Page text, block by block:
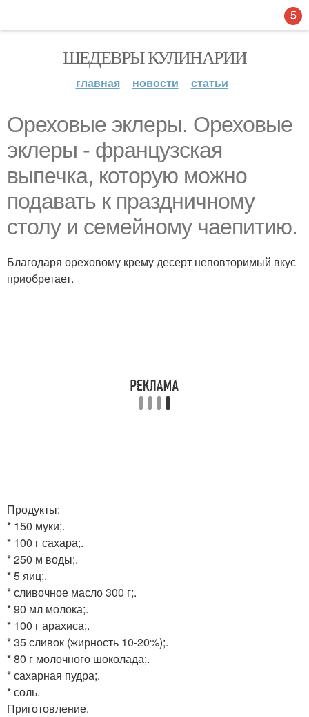
ШЕДЕВРЫ КУЛИНАРИИ
главная новости статьи
Ореховые эклеры. Ореховые
эклеры - французская
выпечка, которую можно
подавать к праздничному
столу и семейному чаепитию.
Благодаря ореховому крему десерт неповторимый вкус
приобретает.
Продукты:
* 150 муки;.
* 100 г сахара;.
* 250 м воды;.
* 5 яиц;.
* сливочное масло 300 г;.
* 90 мл молока;.
* 100 г арахиса;.
* 35 сливок (жирность 10-20%);.
* 80 г молочного шоколада;.
* сахарная пудра;.
* соль.
Приготовление.
5